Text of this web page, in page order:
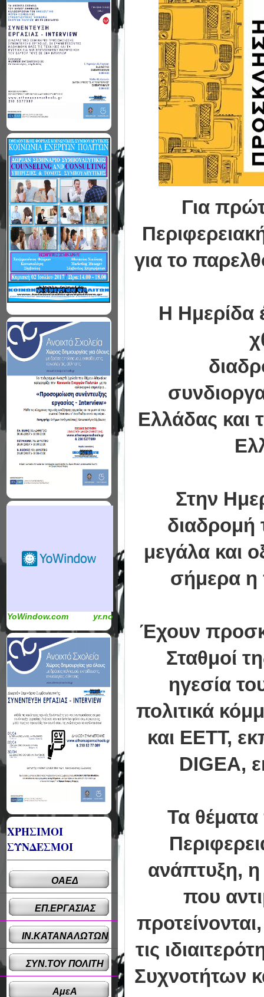
Για
για το
Η Ημερίδα
Ελλάδας
Στην
διαδρομή
μεγάλα και
σήμερα η
Έχουν
Σταθμοί
ηγεσία
πολιτικά
και ΕΕΤΤ,
DIGEA,
Τα
ανάπτυξη, η
που
τις
Συχνοτήτων
YoWindow.com yr.no
ΧΡΗΣΙΜΟΙ
ΣΥΝΔΕΣΜΟΙ
ΟΑΕΔ
ΕΠ.ΕΡΓΑΣΙΑΣ
ΙΝ.ΚΑΤΑΝΑΛΩΤΩΝ
ΣΥΝ.ΤΟΥ ΠΟΛΙΤΗ
ΑμεΑ